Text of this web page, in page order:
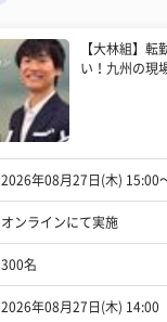
【大林組】転
い！九州の現
2026年08月27日(木) 15:00
オンラインにて実施
300名
2026年08月27日(木) 14:00